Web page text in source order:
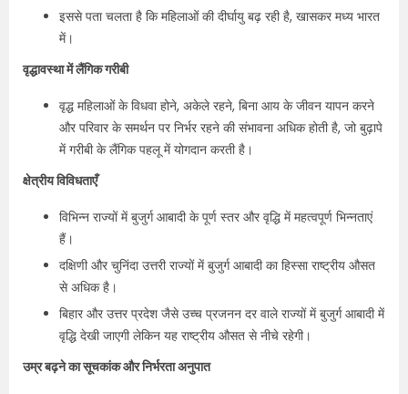
इससे पता चलता है कि महिलाओं की दीर्घायु बढ़ रही है, खासकर मध्य भारत
में।
वृद्धावस्था में लैंगिक गरीबी
वृद्ध महिलाओं के विधवा होने, अकेले रहने, बिना आय के जीवन यापन करने
और परिवार के समर्थन पर निर्भर रहने की संभावना अधिक होती है, जो बुढ़ापे
में गरीबी के लैंगिक पहलू में योगदान करती है।
क्षेत्रीय विविधताएँ
विभिन्न राज्यों में बुजुर्ग आबादी के पूर्ण स्तर और वृद्धि में महत्वपूर्ण भिन्नताएं
हैं।
दक्षिणी और चुनिंदा उत्तरी राज्यों में बुजुर्ग आबादी का हिस्सा राष्ट्रीय औसत
से अधिक है।
बिहार और उत्तर प्रदेश जैसे उच्च प्रजनन दर वाले राज्यों में बुजुर्ग आबादी में
वृद्धि देखी जाएगी लेकिन यह राष्ट्रीय औसत से नीचे रहेगी।
उम्र बढ़ने का सूचकांक और निर्भरता अनुपात